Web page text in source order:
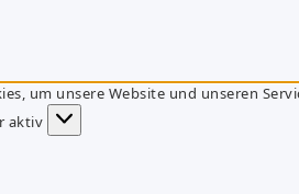
um unsere Website und unseren
aktiv